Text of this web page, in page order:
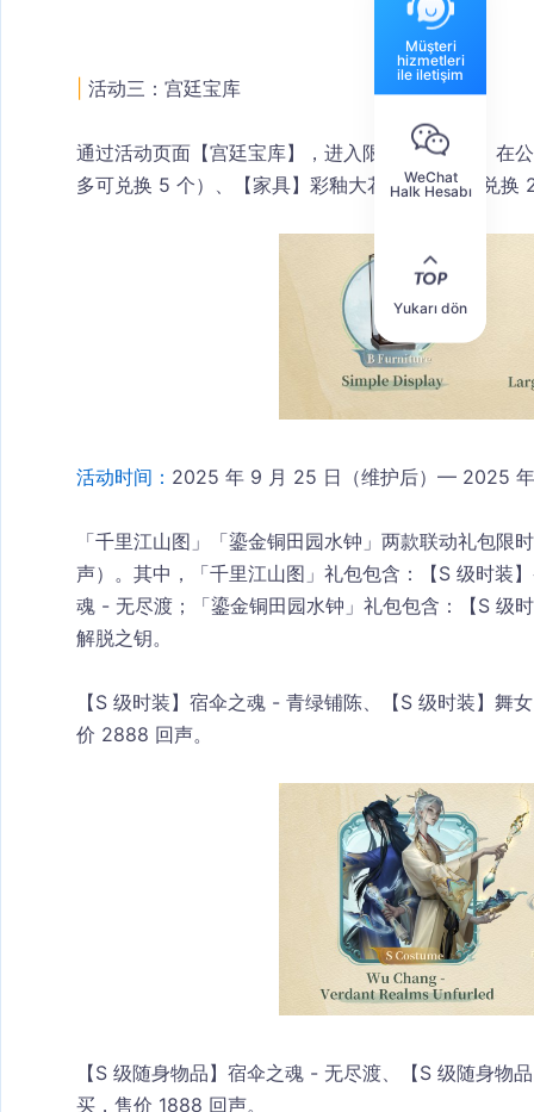
活动三：宫廷宝库
通过活动页面【宫廷宝库】，进入限时公共地图。在
多可兑换 5 个）、【家具】彩釉大花瓶（最多可兑换
活动时间： 2025 年 9 月 25 日（维护后）— 2025
「千里江山图」「鎏金铜田园水钟」两款联动礼包
声）。其中，「千里江山图」礼包包含：【S 级时装
魂 - 无尽渡；「鎏金铜田园水钟」礼包包含：【S 级
解脱之钥。
【S 级时装】宿伞之魂 - 青绿铺陈、【S 级时装】舞
价 2888 回声。
【S 级随身物品】宿伞之魂 - 无尽渡、【S 级随身物
买，售价 1888 回声。
Müşteri
hizmetleri
ile iletişim
WeChat
Halk Hesabı
Yukarı dön